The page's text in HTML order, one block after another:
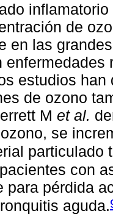
de
en las
estudios
de ozono
M et al.
se
particulado
con
para pérdida
aguda.